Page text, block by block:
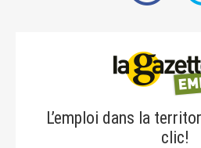
L’emploi dans la
clic!